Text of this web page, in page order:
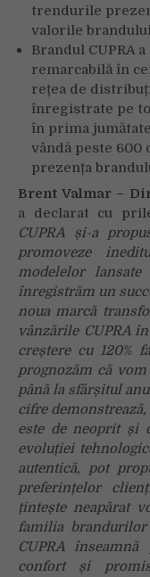
trendurile
valorile
Brandul CUPRA
remarcabilă în
rețea de
înregistrate pe
în prima
vândă peste 600
prezența
Brent Valmar –
a declarat cu
CUPRA și-a
promoveze
modelelor
înregistrăm un
noua marcă
vânzările CUPRA
creștere cu 120%
prognozăm că
până la sfârșitul
cifre
este de neoprit și
evoluției
autentică, pot
preferințelor
țintește neapărat
familia
CUPRA
confort și